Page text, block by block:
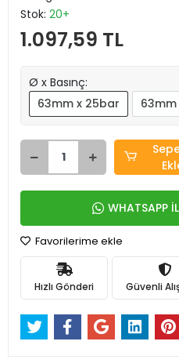
Stok: 20+
1.097,59 TL
Ø x Basınç:
63mm x 25bar
63mm
WHATSAPP
Favorilerime ekle
Hızlı Gönderi Güvenli